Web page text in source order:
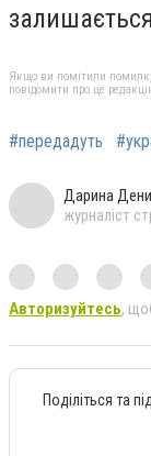
Якщо ви помітили
повідомити про це
#передадуть
Дарина
журналіст
Авторизуйтесь,
Поділіться та